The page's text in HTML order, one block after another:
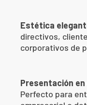
Estética
directivos,
corporativos de
Presentación
Perfecto para